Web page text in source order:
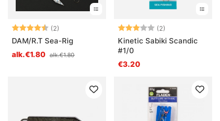
Arvio: (2)
4.5 5:sta tähdestä
DAM/R.T Sea-Rig
alk.€1.80 alk.€1.80
Arvio: (2)
Kinetic Sabiki Scandic
#1/0
€3.20